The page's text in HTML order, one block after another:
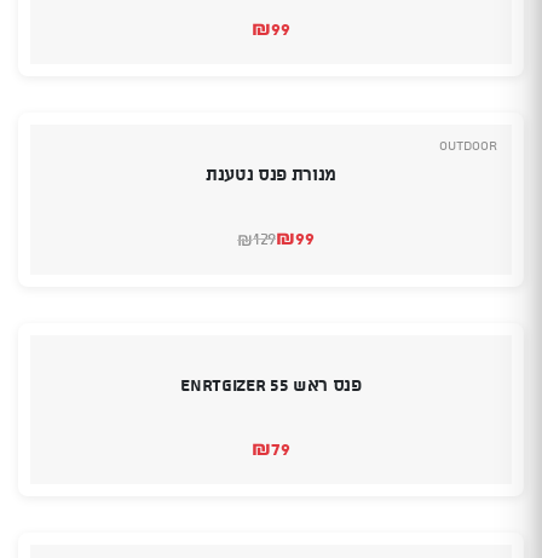
₪99
Outdoor
מנורת פנס נטענת
₪129
המחיר₪99
המחיר
פנס ראש ENRTGIZER 55
₪79